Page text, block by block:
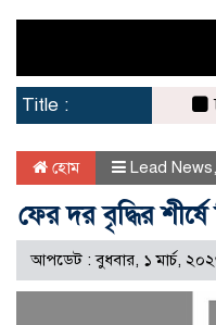
Title :
হোম Lead News
ফের দর বৃদ্ধির
আপডেট : বুধবার, ১ মার্চ,